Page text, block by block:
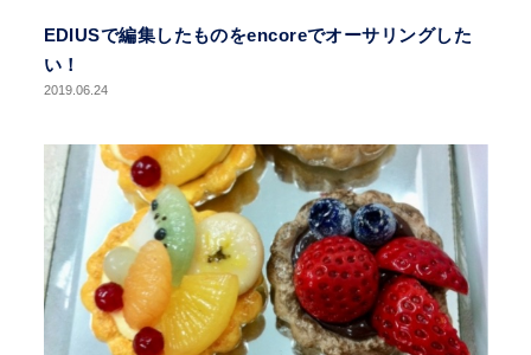
EDIUSで編集したものをencoreでオーサリングした
い！
2019.06.24